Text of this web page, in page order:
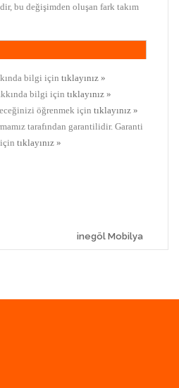
bu değişimden oluşan fark takım
bilgi için tıklayınız »
bilgi için tıklayınız »
öğrenmek için tıklayınız »
tarafından garantilidir. Garanti
için tıklayınız »
inegöl Mobilya